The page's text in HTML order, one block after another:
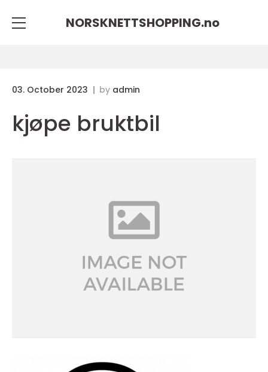
NORSKNETTSHOPPING.no
03. October 2023 by admin
kjøpe bruktbil